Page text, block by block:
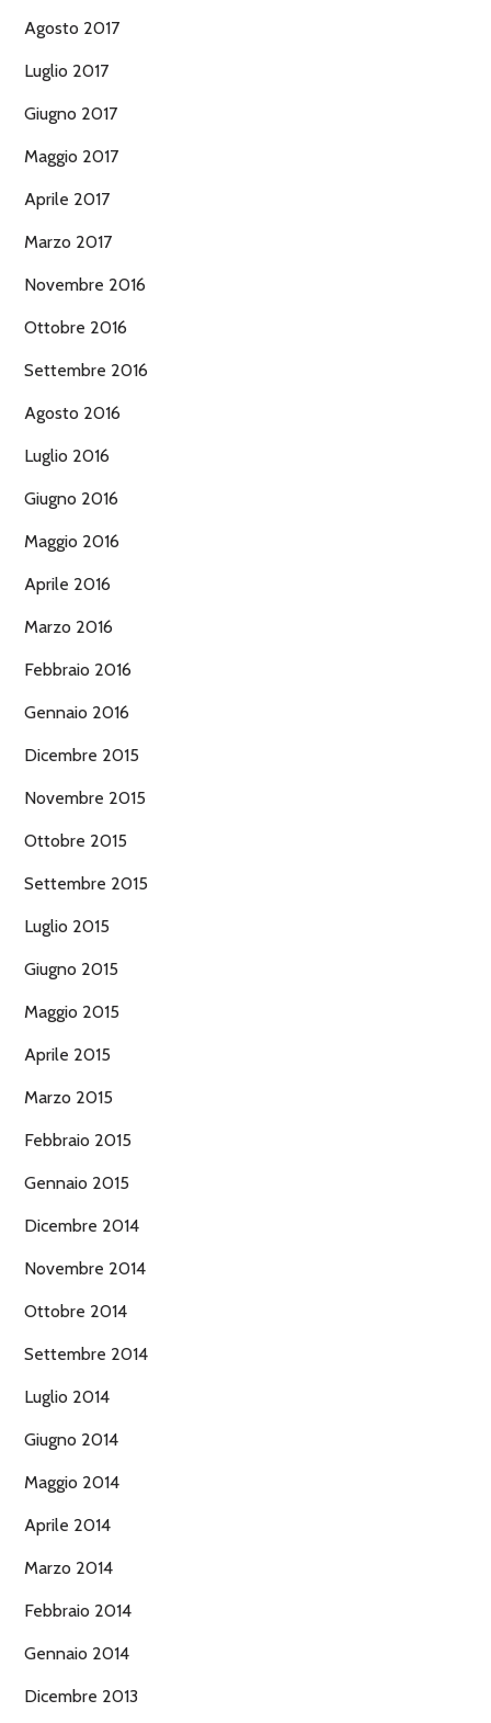
Agosto 2017
Luglio 2017
Giugno 2017
Maggio 2017
Aprile 2017
Marzo 2017
Novembre 2016
Ottobre 2016
Settembre 2016
Agosto 2016
Luglio 2016
Giugno 2016
Maggio 2016
Aprile 2016
Marzo 2016
Febbraio 2016
Gennaio 2016
Dicembre 2015
Novembre 2015
Ottobre 2015
Settembre 2015
Luglio 2015
Giugno 2015
Maggio 2015
Aprile 2015
Marzo 2015
Febbraio 2015
Gennaio 2015
Dicembre 2014
Novembre 2014
Ottobre 2014
Settembre 2014
Luglio 2014
Giugno 2014
Maggio 2014
Aprile 2014
Marzo 2014
Febbraio 2014
Gennaio 2014
Dicembre 2013